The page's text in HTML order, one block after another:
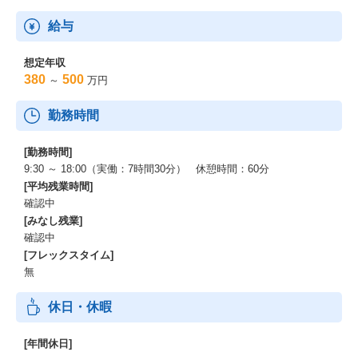
・AI・データサイエンス学習者コミュニティの拡大
・全国の大学・高専・自治体とのネットワーク拡大
・アジア・アフリカを中心としたグローバル展開に向けた基盤構
築
AI・データサイエンスリテラシー教育を起点とし、日本発の“知”を
社会へ還元するモデルの確立を目指しています。
給与
想定年収
380 ～ 500 万円
勤務時間
[勤務時間]
9:30 ～ 18:00（実働：7時間30分） 休憩時間：60分
[平均残業時間]
確認中
[みなし残業]
確認中
[フレックスタイム]
無
休日・休暇
[年間休日]